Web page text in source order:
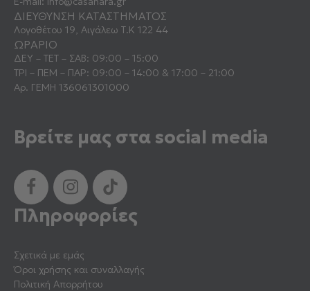
ΔΙΕΥΘΥΝΣΗ ΚΑΤΑΣΤΗΜΑΤΟΣ
Λογοθέτου 19, Αιγάλεω Τ.Κ 122 44
ΩΡΑΡΙΟ
ΔΕΥ – ΤΕΤ – ΣΑΒ: 09:00 – 15:00
ΤΡΙ – ΠΕΜ – ΠΑΡ: 09:00 – 14:00 & 17:00 – 21:00
Αρ. ΓΕΜΗ 136061301000
Βρείτε μας στα social media
Πληροφορίες
Σχετικά με εμάς
Όροι χρήσης και συναλλαγής
Πολιτική Απορρήτου